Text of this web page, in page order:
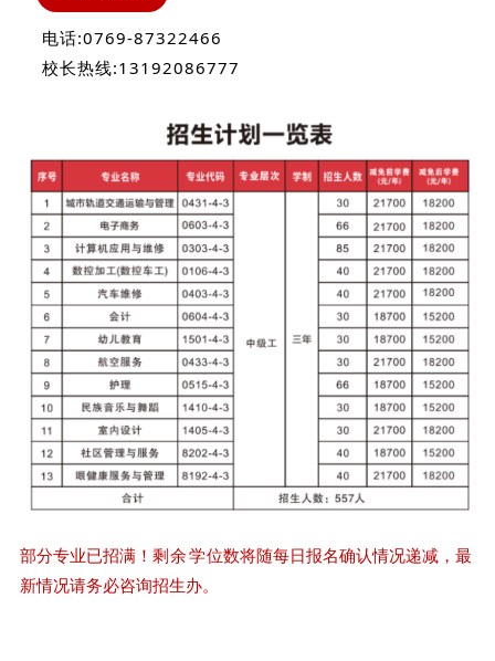
电话:0769-87322466
校长热线:13192086777
部分专业已招满！ 剩余学位数将随每日报名确认情况递减，最
新情况请务必咨询招生办。